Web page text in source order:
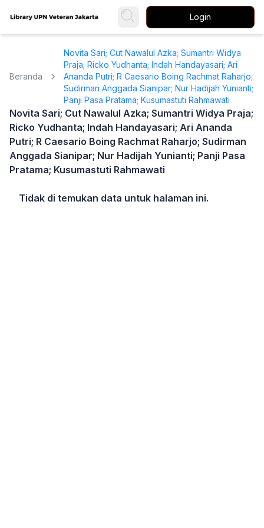
Login
Beranda
Novita Sari; Cut Nawalul Azka; Sumantri Widya
Praja; Ricko Yudhanta; Indah Handayasari; Ari
Ananda Putri; R Caesario Boing Rachmat Raharjo;
Sudirman Anggada Sianipar; Nur Hadijah Yunianti;
Panji Pasa Pratama; Kusumastuti Rahmawati
Novita Sari; Cut Nawalul Azka; Sumantri Widya Praja;
Ricko Yudhanta; Indah Handayasari; Ari Ananda
Putri; R Caesario Boing Rachmat Raharjo; Sudirman
Anggada Sianipar; Nur Hadijah Yunianti; Panji Pasa
Pratama; Kusumastuti Rahmawati
Tidak di temukan data untuk halaman ini.